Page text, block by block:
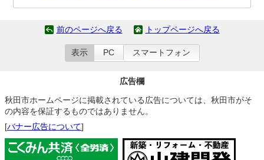
前のページへ戻る トップページへ戻る
表示 PC スマートフォン
広告欄
秋田市ホームページに掲載されている広告については、秋田市がそ
の内容を保証するものではありません。
[バナー広告について]